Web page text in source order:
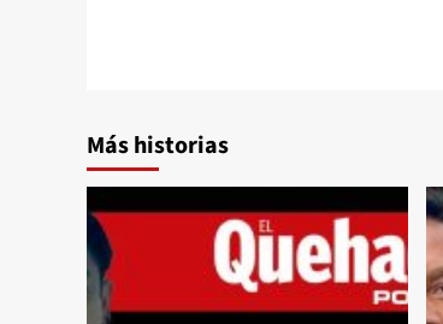
Más historias